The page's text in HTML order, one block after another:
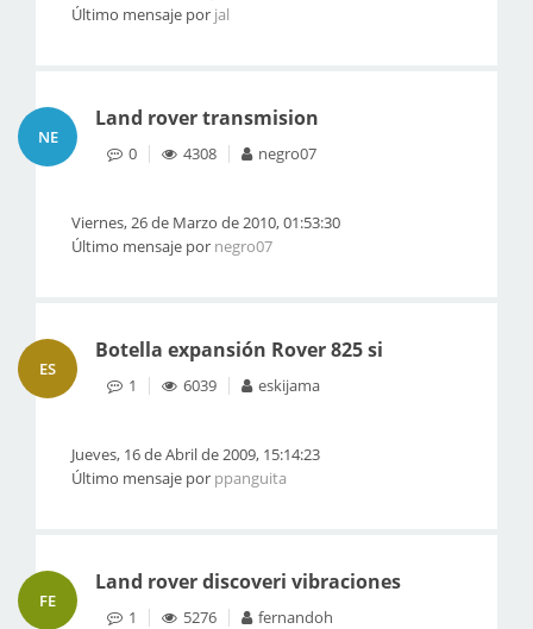
Último mensaje por jal
NE
Land rover transmision
0 4308 negro07
Viernes, 26 de Marzo de 2010, 01:53:30
Último mensaje por negro07
ES
Botella expansión Rover 825 si
1 6039 eskijama
Jueves, 16 de Abril de 2009, 15:14:23
Último mensaje por ppanguita
FE
Land rover discoveri vibraciones
1 5276 fernandoh